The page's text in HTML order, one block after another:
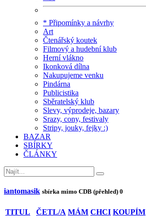
* Připomínky a návrhy
Art
Čtenářský koutek
Filmový a hudební klub
Herní vlákno
Ikonková dílna
Nakupujeme venku
Pindárna
Publicistika
Sběratelský klub
Slevy, výprodeje, bazary
Srazy, cony, festivaly
Stripy, jouky, fejky :)
BAZAR
SBÍRKY
ČLÁNKY
iantomasik sbírka mimo CDB (přehled) 0
TITUL ČETL/A MÁM CHCI KOUPÍM